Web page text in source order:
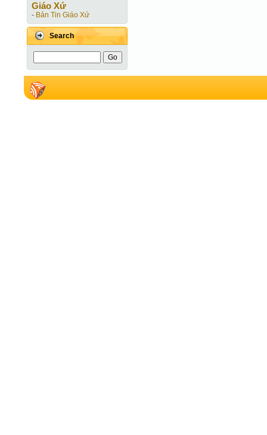
Giáo Xứ
- Bản Tin Giáo Xứ
Search